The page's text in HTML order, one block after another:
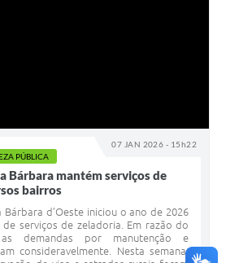
07 JAN 2026 - 15h22
PÚBLICA
Bárbara mantém serviços de
bairros
d’Oeste iniciou o ano de 2026
serviços de zeladoria. Em razão do
demandas por manutenção e
consideravelmente. Nesta semana,